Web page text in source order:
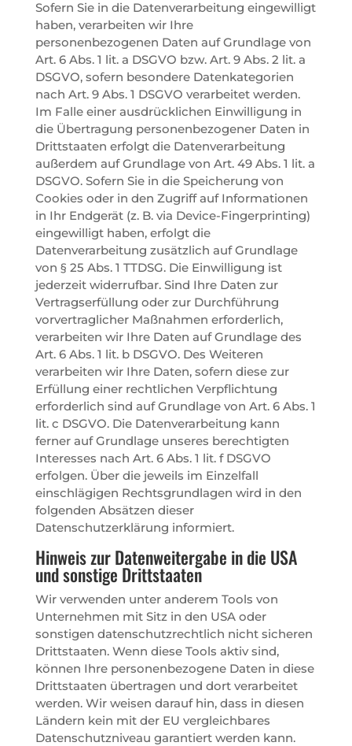
Sofern Sie in die Datenverarbeitung eingewilligt
haben, verarbeiten wir Ihre
personenbezogenen Daten auf Grundlage von
Art. 6 Abs. 1 lit. a DSGVO bzw. Art. 9 Abs. 2 lit. a
DSGVO, sofern besondere Datenkategorien
nach Art. 9 Abs. 1 DSGVO verarbeitet werden.
Im Falle einer ausdrücklichen Einwilligung in
die Übertragung personenbezogener Daten in
Drittstaaten erfolgt die Datenverarbeitung
außerdem auf Grundlage von Art. 49 Abs. 1 lit. a
DSGVO. Sofern Sie in die Speicherung von
Cookies oder in den Zugriff auf Informationen
in Ihr Endgerät (z. B. via Device-Fingerprinting)
eingewilligt haben, erfolgt die
Datenverarbeitung zusätzlich auf Grundlage
von § 25 Abs. 1 TTDSG. Die Einwilligung ist
jederzeit widerrufbar. Sind Ihre Daten zur
Vertragserfüllung oder zur Durchführung
vorvertraglicher Maßnahmen erforderlich,
verarbeiten wir Ihre Daten auf Grundlage des
Art. 6 Abs. 1 lit. b DSGVO. Des Weiteren
verarbeiten wir Ihre Daten, sofern diese zur
Erfüllung einer rechtlichen Verpflichtung
erforderlich sind auf Grundlage von Art. 6 Abs. 1
lit. c DSGVO. Die Datenverarbeitung kann
ferner auf Grundlage unseres berechtigten
Interesses nach Art. 6 Abs. 1 lit. f DSGVO
erfolgen. Über die jeweils im Einzelfall
einschlägigen Rechtsgrundlagen wird in den
folgenden Absätzen dieser
Datenschutzerklärung informiert.
Hinweis zur Datenweitergabe in die USA
und sonstige Drittstaaten
Wir verwenden unter anderem Tools von
Unternehmen mit Sitz in den USA oder
sonstigen datenschutzrechtlich nicht sicheren
Drittstaaten. Wenn diese Tools aktiv sind,
können Ihre personenbezogene Daten in diese
Drittstaaten übertragen und dort verarbeitet
werden. Wir weisen darauf hin, dass in diesen
Ländern kein mit der EU vergleichbares
Datenschutzniveau garantiert werden kann.